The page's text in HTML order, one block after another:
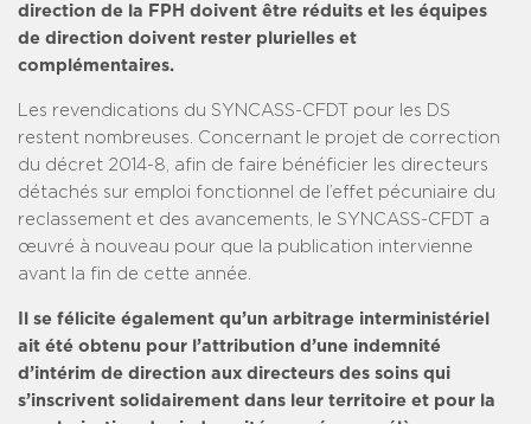
direction de la FPH doivent être réduits et les équipes
de direction doivent rester plurielles et
complémentaires.
Les revendications du SYNCASS-CFDT pour les DS
restent nombreuses. Concernant le projet de correction
du décret 2014-8, afin de faire bénéficier les directeurs
détachés sur emploi fonctionnel de l’effet pécuniaire du
reclassement et des avancements, le SYNCASS-CFDT a
œuvré à nouveau pour que la publication intervienne
avant la fin de cette année.
Il se félicite également qu’un arbitrage interministériel
ait été obtenu pour l’attribution d’une indemnité
d’intérim de direction aux directeurs des soins qui
s’inscrivent solidairement dans leur territoire et pour la